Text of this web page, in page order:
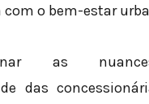
o bem-estar
as
das